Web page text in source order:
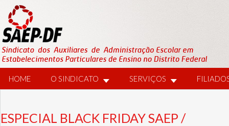
HOME O SINDICATO SERVIÇOS
ESPECIAL BLACK FRIDAY SAEP /